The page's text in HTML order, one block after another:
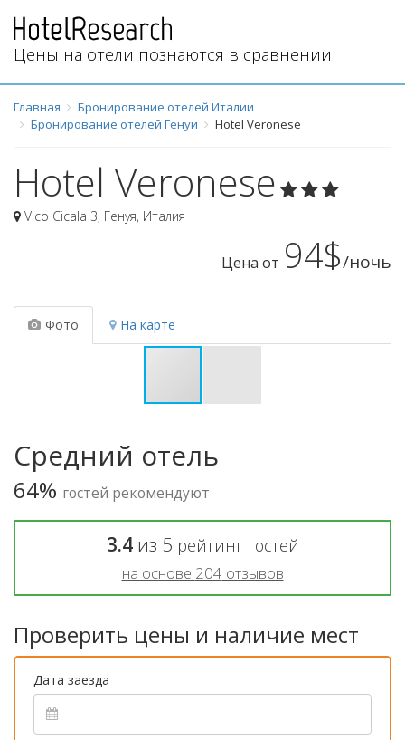
Цены на отели познаются в сравнении
Главная
Бронирование отелей Италии
Бронирование отелей Генуи
Hotel Veronese
Hotel Veronese
Vico Cicala 3, Генуя, Италия
Цена от 94$/ночь
Фото На карте
Средний отель
64% гостей рекомендуют
3.4из 5 рейтинг гостей
на основе 204 отзывов
Проверить цены и наличие мест
Дата заезда